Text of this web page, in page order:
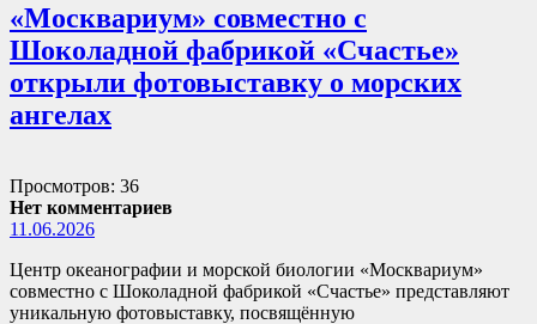
«Москвариум» совместно с
Шоколадной фабрикой «Счастье»
открыли фотовыставку о морских
ангелах
Просмотров: 36
Нет комментариев
11.06.2026
Центр океанографии и морской биологии «Москвариум»
совместно с Шоколадной фабрикой «Счастье» представляют
уникальную фотовыставку, посвящённую